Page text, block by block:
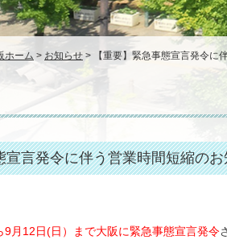
ホーム > お知らせ > 【重要】緊急事態宣言発令に
宣言発令に伴う営業時間短縮の
9月12日(日）まで大阪に緊急事態宣言発令